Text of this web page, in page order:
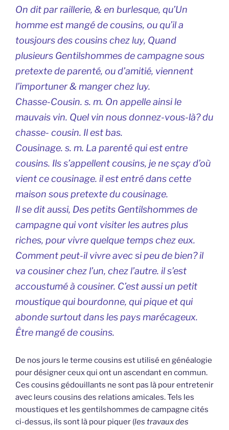
On dit par raillerie, & en burlesque, qu’Un
homme est mangé de cousins, ou qu’il a
tousjours des cousins chez luy, Quand
plusieurs Gentilshommes de campagne sous
pretexte de parenté, ou d’amitié, viennent
l’importuner & manger chez luy.
Chasse-Cousin. s. m. On appelle ainsi le
mauvais vin. Quel vin nous donnez-vous-là? du
chasse- cousin. Il est bas.
Cousinage. s. m. La parenté qui est entre
cousins. Ils s’appellent cousins, je ne sçay d’où
vient ce cousinage. il est entré dans cette
maison sous pretexte du cousinage.
Il se dit aussi, Des petits Gentilshommes de
campagne qui vont visiter les autres plus
riches, pour vivre quelque temps chez eux.
Comment peut-il vivre avec si peu de bien? il
va cousiner chez l’un, chez l’autre. il s’est
accoustumé à cousiner. C’est aussi un petit
moustique qui bourdonne, qui pique et qui
abonde surtout dans les pays marécageux.
Être mangé de cousins.
De nos jours le terme cousins est utilisé en généalogie
pour désigner ceux qui ont un ascendant en commun.
Ces cousins gédouillants ne sont pas là pour entretenir
avec leurs cousins des relations amicales. Tels les
moustiques et les gentilshommes de campagne cités
ci-dessus, ils sont là pour piquer (les travaux des